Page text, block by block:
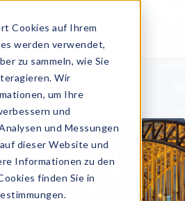
Cookies auf Ihrem
werden verwendet,
zu sammeln, wie Sie
Wir
um Ihre
und
und Messungen
dieser Website und
Informationen zu den
finden Sie in